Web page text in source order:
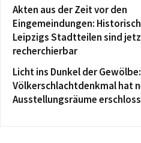
Akten aus der Zeit vor den
Eingemeindungen:
Leipzigs Stadtteilen sind
recherchierbar
Licht ins Dunkel der Gewölbe:
Völkerschlachtdenkmal hat
Ausstellungsräume